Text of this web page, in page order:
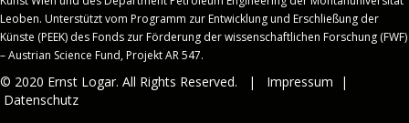
Leoben. Unterstützt vom Programm zur Entwicklung und Erschließung der
Künste (PEEK) des Fonds zur Förderung der wissenschaftlichen Forschung (FWF)
– Austrian Science Fund, Projekt AR 547.
© 2020 Ernst Logar. All Rights Reserved. | Impressum |
Datenschutz